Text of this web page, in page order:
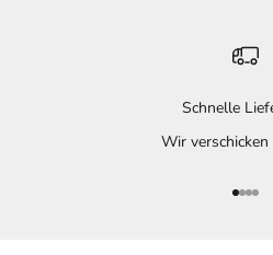
Schnelle
Wir
Gehe